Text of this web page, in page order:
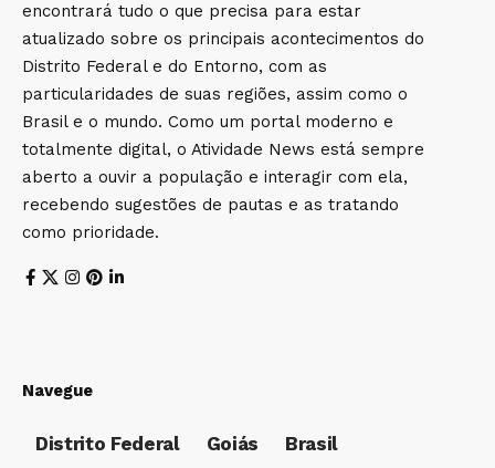
encontrará tudo o que precisa para estar
atualizado sobre os principais acontecimentos do
Distrito Federal e do Entorno, com as
particularidades de suas regiões, assim como o
Brasil e o mundo. Como um portal moderno e
totalmente digital, o Atividade News está sempre
aberto a ouvir a população e interagir com ela,
recebendo sugestões de pautas e as tratando
como prioridade.
Navegue
Distrito Federal Goiás Brasil